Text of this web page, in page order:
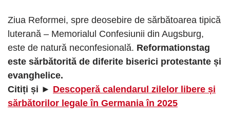
Ziua Reformei, spre deosebire de sărbătoarea tipică
luterană – Memorialul Confesiunii din Augsburg,
este de natură neconfesională. Reformationstag
este sărbătorită de diferite biserici protestante și
evanghelice.
Citiți și ► Descoperă calendarul zilelor libere și
sărbătorilor legale în Germania în 2025